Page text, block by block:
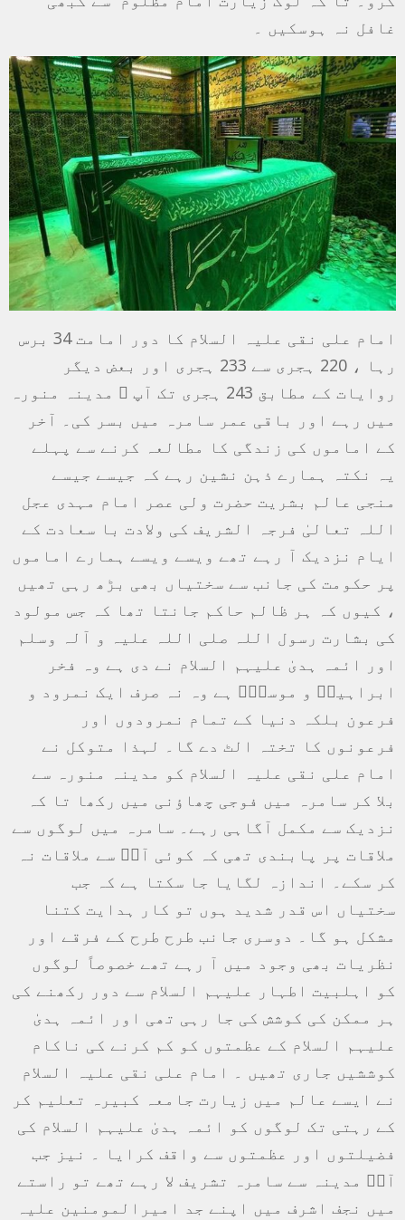
غافل نہ ہوسکیں ۔
امام علی نقی علیہ السلام کا دور امامت 34 برس
رہا ، 220 ہجری سے 233 ہجری اور بعض دیگر
روایات کے مطابق 243 ہجری تک آپ ؑ مدینہ منورہ
میں رہے اور باقی عمر سامرہ میں بسر کی۔ آخر
کے اماموں کی زندگی کا مطالعہ کرنے سے پہلے
یہ نکتہ ہمارے ذہن نشین رہے کہ جیسے جیسے
منجی عالم بشریت حضرت ولی عصر امام مہدی عجل
اللہ تعالیٰ فرجہ الشریف کی ولادت با سعادت کے
ایام نزدیک آ رہے تھے ویسے ویسے ہمارے اماموں
پر حکومت کی جانب سے سختیاں بھی بڑھ رہی تھیں
، کیوں کہ ہر ظالم حاکم جانتا تھا کہ جس مولود
کی بشارت رسول اللہ صلی اللہ علیہ و آلہ وسلم
اور ائمہ ہدیٰ علیہم السلام نے دی ہے وہ فخر
ابراہیمؑ و موسیٰؑ ہے وہ نہ صرف ایک نمرود و
فرعون بلکہ دنیا کے تمام نمرودوں اور
فرعونوں کا تختہ الٹ دے گا۔ لہذا متوکل نے
امام علی نقی علیہ السلام کو مدینہ منورہ سے
بلا کر سامرہ میں فوجی چھاؤنی میں رکھا تا کہ
نزدیک سے مکمل آگاہی رہے۔ سامرہ میں لوگوں سے
ملاقات پر پابندی تھی کہ کوئی آپؑ سے ملاقات نہ
کر سکے۔ اندازہ لگایا جا سکتا ہے کہ جب
سختیاں اس قدر شدید ہوں تو کار ہدایت کتنا
مشکل ہو گا۔ دوسری جانب طرح طرح کے فرقے اور
نظریات بھی وجود میں آ رہے تھے خصوصاً لوگوں
کو اہلبیت اطہار علیہم السلام سے دور رکھنے کی
ہر ممکن کی کوشش کی جا رہی تھی اور ائمہ ہدیٰ
علیہم السلام کے عظمتوں کو کم کرنے کی ناکام
کوششیں جاری تھیں ۔ امام علی نقی علیہ السلام
نے ایسے عالم میں زیارت جامعہ کبیرہ تعلیم کر
کے رہتی تک لوگوں کو ائمہ ہدیٰ علیہم السلام کی
فضیلتوں اور عظمتوں سے واقف کرایا ۔ نیز جب
آپؑ مدینہ سے سامرہ تشریف لا رہے تھے تو راستے
میں نجف اشرف میں اپنے جد امیرالمومنین علیہ